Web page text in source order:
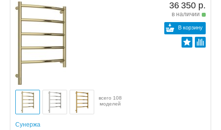
36 350 р.
в наличии
В корзину
всего 108
моделей
Сунержа